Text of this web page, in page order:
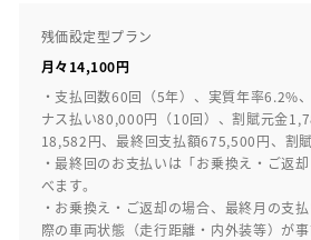
残価設定型プラン
月々14,100円
・支払回数60回（5年）、実質年率6.2%
ナス払い80,000円（10回）、割賦元金
18,582円、最終回支払額675,500円、割
・最終回のお支払いは「お乗換え・ご返
べます。
・お乗換え・ご返却の場合、最終月の支
際の車両状態（走行距離・内外装等）が